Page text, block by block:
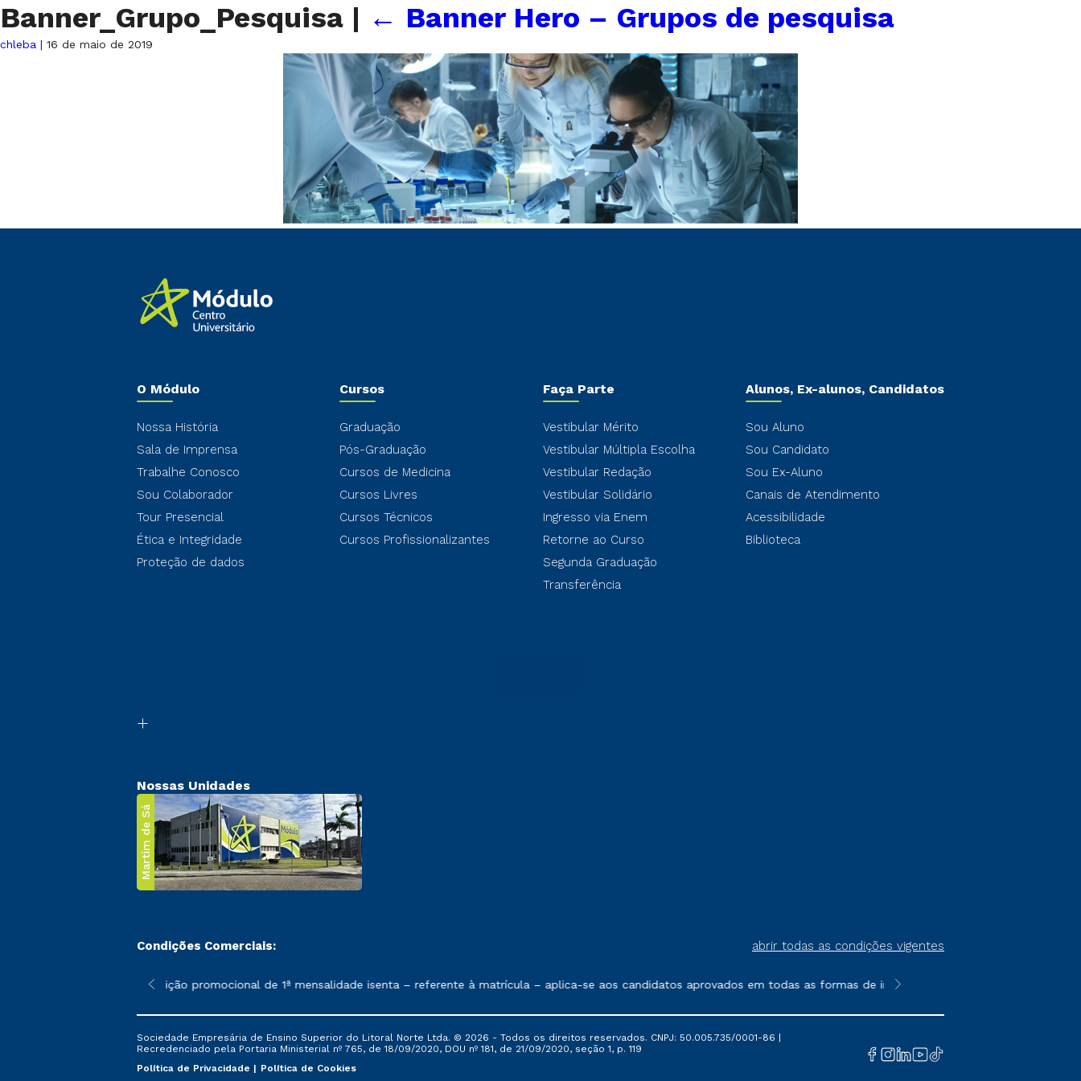
Banner_Grupo_Pesquisa | ← Banner Hero – Grupos de pesquisa
chleba | 16 de maio de 2019
O Módulo
Nossa História
Sala de Imprensa
Trabalhe Conosco
Sou Colaborador
Tour Presencial
Ética e Integridade
Proteção de dados
Cursos
Graduação
Pós-Graduação
Cursos de Medicina
Cursos Livres
Cursos Técnicos
Cursos Profissionalizantes
Faça Parte
Vestibular Mérito
Vestibular Múltipla Escolha
Vestibular Redação
Vestibular Solidário
Ingresso via Enem
Retorne ao Curso
Segunda Graduação
Transferência
Alunos, Ex-alunos, Candidatos
Sou Aluno
Sou Candidato
Sou Ex-Aluno
Canais de Atendimento
Acessibilidade
Biblioteca
Nossas Unidades
Martim de Sá
Condições Comerciais: abrir todas as condições vigentes
sofrer alterações nos períodos de rematrícula conforme exposto no contrato de prestação de serviços.
*A condição promocional de 1ª mensalidade isenta – referente à matrícula – aplica-se aos candidatos aprovados em todas as formas de ingresso, exceto na prova on-line
**Semipresencial é um formato do
Sociedade Empresária de Ensino Superior do Litoral Norte Ltda. © 2026 - Todos os direitos reservados. CNPJ: 50.005.735/0001-86 |
Recredenciado pela Portaria Ministerial nº 765, de 18/09/2020, DOU nº 181, de 21/09/2020, seção 1, p. 119
Política de Privacidade
Política de Cookies